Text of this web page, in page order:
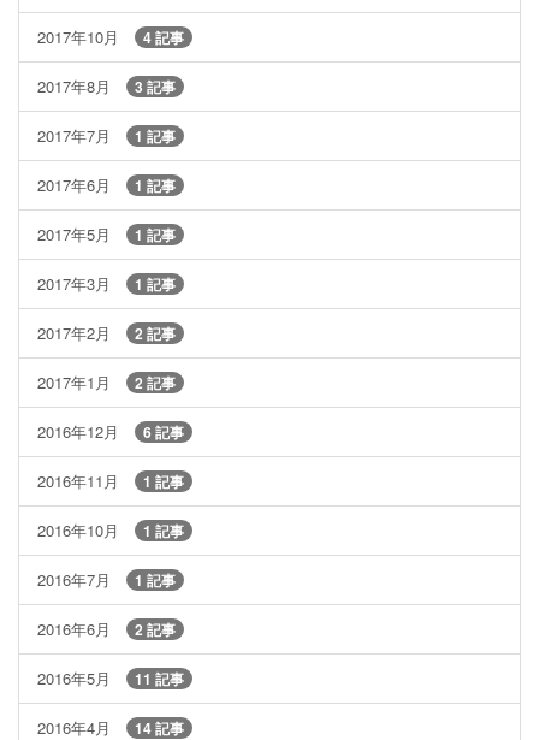
2017年10月 4 記事
2017年8月 3 記事
2017年7月 1 記事
2017年6月 1 記事
2017年5月 1 記事
2017年3月 1 記事
2017年2月 2 記事
2017年1月 2 記事
2016年12月 6 記事
2016年11月 1 記事
2016年10月 1 記事
2016年7月 1 記事
2016年6月 2 記事
2016年5月 11 記事
2016年4月 14 記事